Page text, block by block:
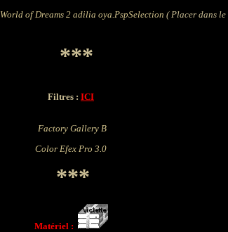
World of Dreams 2 adilia oya.PspSelection ( Placer dans
***
Filtres : ICI
Factory Gallery B
Color Efex Pro 3.0
***
Matériel :